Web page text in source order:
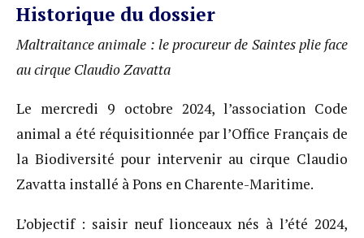
Historique du dossier
Maltraitance animale : le procureur de Saintes plie face
au cirque Claudio Zavatta
Le mercredi 9 octobre 2024, l’association Code
animal a été réquisitionnée par l’Office Français de
la Biodiversité pour intervenir au cirque Claudio
Zavatta installé à Pons en Charente-Maritime.
L’objectif : saisir neuf lionceaux nés à l’été 2024,